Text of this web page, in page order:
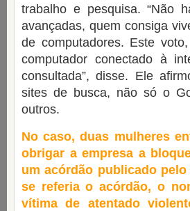
trabalho e pesquisa. “Não
avançadas, quem consiga
de computadores. Este
computador conectado à
consultada”, disse. Ele
sites de busca, não só o
outros.
No caso, duas mulheres
obrigar a empresa a
um acórdão publicado
se referia o acórdão, o
vítima de atentado